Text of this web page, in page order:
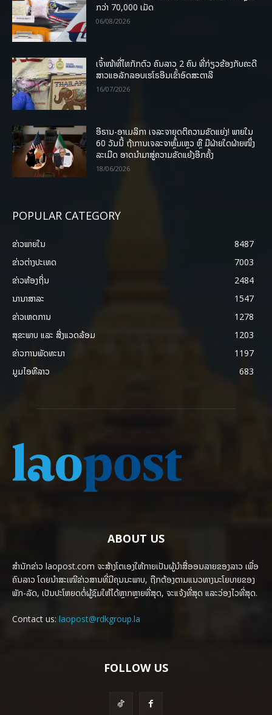
ກວ່າ 70,000 ເມັດ
06/08/2026
ເຈົ້າໜ້າທີ່ໄທກັກຕົວ ຄົນລາວ 2 ຄົນ ທີ່ກ່ຽວຂ້ອງກັບຄະດີ
ສາວແອລັກລອບເຮໂຣອີນເຂົ້າອົດສະຕາລີ
16/07/2026
ອີຣານ-ອາເມລິກາ ເຈລະຈາຍຸດຕິຄວາມຂັດແຍ່ງ! ພາຍໃນ
60 ວັນນີ້ ຖ້າການເຈລະຈາຫຼົ້ມເຫຼວ ຫຼື ມີຝ່າຍໃດຝ່າຍໜຶ່ງ
ລະເມີດ ອາດນໍາມາສູ່ຄວາມຂັດແຍ້ງອີກຄັ້ງ
18/06/2026
POPULAR CATEGORY
ຂ່າວພາຍ​ໃນ
8487
ຂ່າວຕ່າງປະເທດ
7003
ຂ່າວທ້ອງຖິ່ນ
2484
ນານາສາລະ
1547
ຂ່າວເຫດການ
1278
ສຸຂະພາບ ແລະ ສີ່ງແວດລ້ອມ
1203
ຂ່າວການພັດທະນາ
1197
ມູມໄອທີລາວ
683
ABOUT US
ສຳນັກຂ່າວ laopost.com ຈະສ້າງໂຕເອງໃຫ້ກາຍເປັນຜູ້ນຳສື່ອອນລາຍຂອງລາວ ເພື່ອ
ຄົນລາວ ໂດຍນຳສະເໜີຂ່າວສານທີ່ມີຄຸນນະພາບ, ຖືກຕ້ອງຕາມແນວທາງນະໂຍບາຍຂອງ
ພັກ-ລັດ, ເປັນປະໂຫຍດຕໍ່ຜູ້ຊົມໃຫ້ໄດ້ຫຼາກຫຼາຍທີ່ສຸດ, ຈະແຈ້ງທີ່ສຸດ ແລະວ່ອງໄວທີ່ສຸດ.
Contact us: laopost@rdkgroup.la
FOLLOW US